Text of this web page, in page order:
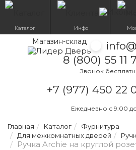
Магазин-склад
8 (800) 55 11
Звонок
+7 (977) 450 22
Ежедневно с 9:00
Каталог Инфо
Главная Каталог
Фурнитура
Для межкомнатных дверей
Ручка Archie на круглой